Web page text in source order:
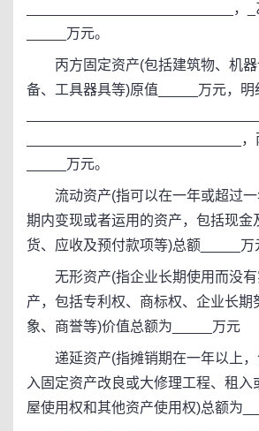
__________________________，
_____万元。
丙方固定资产(包括建筑物、机器
备、工具器具等)原值_____万元，明
___________________________
_____万元。
流动资产(指可以在一年或超过一
期内变现或者运用的资产，包括现金
货、应收及预付款项等)总额_____万
无形资产(指企业长期使用而没有
产，包括专利权、商标权、企业长期
象、商誉等)价值总额为_____万元
递延资产(指摊销期在一年以上，
入固定资产改良或大修理工程、租入
屋使用权和其他资产使用权)总额为